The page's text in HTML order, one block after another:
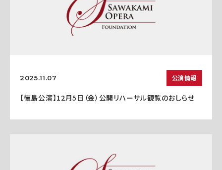
2025.11.07 公演情報
【徳島公演】12月5日（金）公開リハーサル観覧のおしらせ